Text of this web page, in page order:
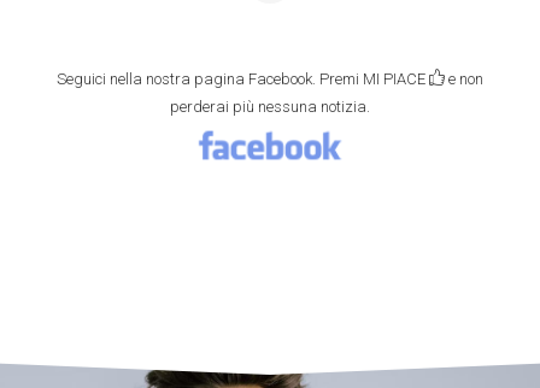
Seguici nella nostra pagina Facebook. Premi MI PIACE
e non
perderai più nessuna notizia.